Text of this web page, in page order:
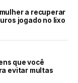
a recuperar
jogado no lixo
que você
evitar multas